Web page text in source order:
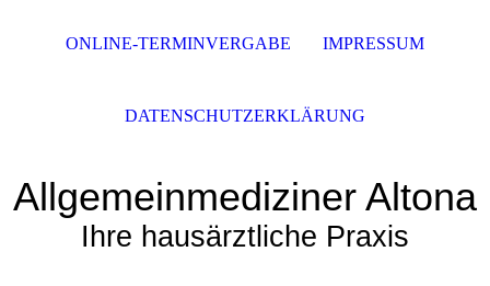
Allgemeinmediziner Altona
Ihre hausärztliche Praxis
ONLINE-TERMINVERGABE IMPRESSUM
DATENSCHUTZERKLÄRUNG